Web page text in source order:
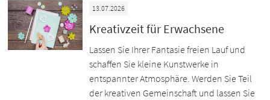
13.07.2026
Kreativzeit für Erwachsene
Lassen Sie Ihrer Fantasie freien Lauf und
schaffen Sie kleine Kunstwerke in
entspannter Atmosphäre. Werden Sie Teil
der kreativen Gemeinschaft und lassen Sie